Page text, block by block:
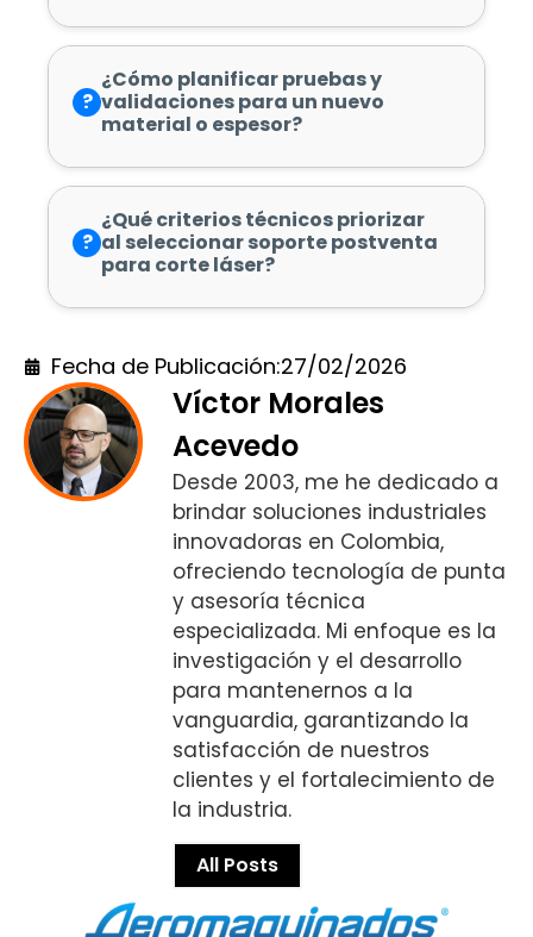
?
¿Cómo planificar pruebas y
validaciones para un nuevo
material o espesor?
?
¿Qué criterios técnicos priorizar
al seleccionar soporte postventa
para corte láser?
Fecha de Publicación:27/02/2026
Víctor Morales
Acevedo
Desde 2003, me he dedicado a
brindar soluciones industriales
innovadoras en Colombia,
ofreciendo tecnología de punta
y asesoría técnica
especializada. Mi enfoque es la
investigación y el desarrollo
para mantenernos a la
vanguardia, garantizando la
satisfacción de nuestros
clientes y el fortalecimiento de
la industria.
All Posts